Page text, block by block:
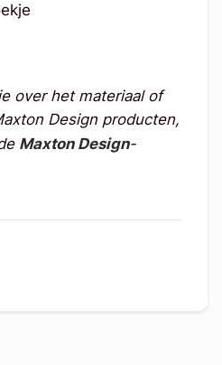
over het materiaal of
Design producten,
Maxton Design-